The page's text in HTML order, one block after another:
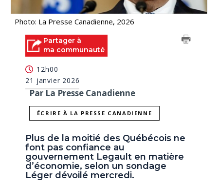
Photo: La Presse Canadienne, 2026
Partager à
ma communauté
12h00
21 janvier 2026
Par La Presse Canadienne
ÉCRIRE À LA PRESSE CANADIENNE
Plus de la moitié des Québécois ne
font pas confiance au
gouvernement Legault en matière
d’économie, selon un sondage
Léger dévoilé mercredi.